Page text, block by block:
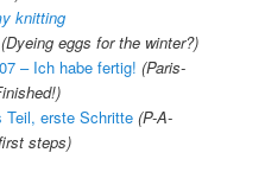
knitting
(Dyeing eggs for the winter?)
– Ich habe fertig! (Paris-
Teil, erste Schritte (P-A-
steps)